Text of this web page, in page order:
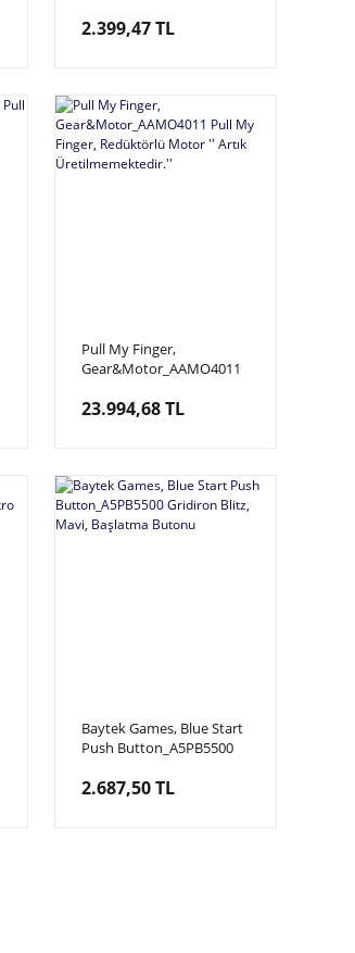
2.399,47 TL
Pull My Finger,
Gear&Motor_AAMO4011
Redüktörlü Motor '' Artık
23.994,68 TL
Baytek Games, Blue Start
Push Button_A5PB5500
Başlatma Butonu
2.687,50 TL